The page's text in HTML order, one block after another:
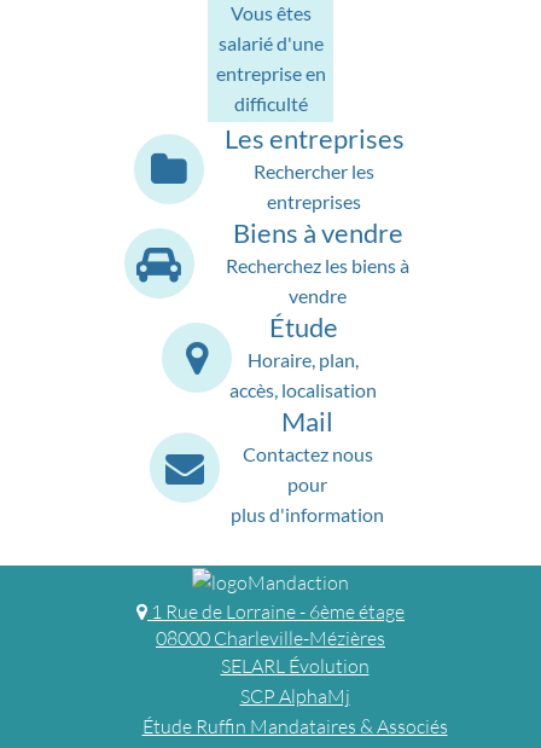
Vous êtes
salarié d'une
entreprise en
difficulté
Les entreprises
Rechercher les
entreprises
Biens à vendre
Recherchez les biens à
vendre
Étude
Horaire, plan,
accès, localisation
Mail
Contactez nous
pour
plus d'information
1 Rue de Lorraine - 6ème étage
08000 Charleville-Mézières
SELARL Évolution
SCP AlphaMj
Étude Ruffin Mandataires & Associés